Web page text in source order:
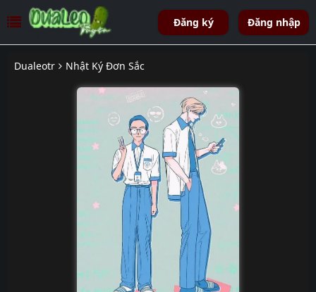
Đăng ký Đăng nhập
Dualeotr Nhật Ký Đơn Sắc